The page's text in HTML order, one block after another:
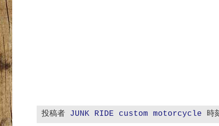
投稿者 JUNK RIDE custom motorcycle